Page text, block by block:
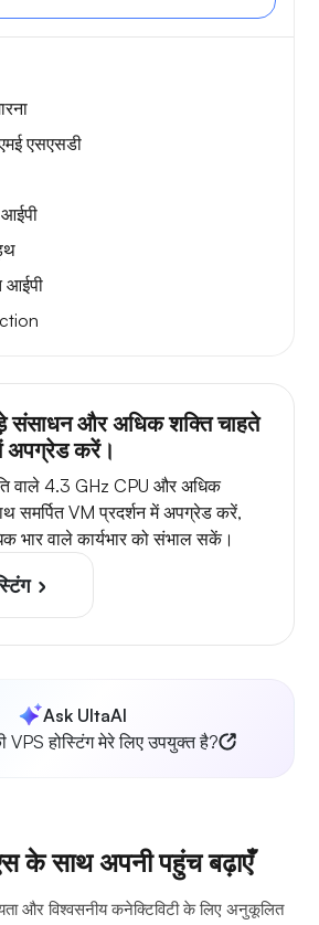
एसएसडी
आईपी
आईपी
संसाधन और अधिक शक्ति चाहते
अपग्रेड करें।
वाले 4.3 GHz CPU और अधिक
समर्पित VM प्रदर्शन में अपग्रेड करें,
भार वाले कार्यभार को संभाल सकें।
Ask UltaAI
VPS होस्टिंग मेरे लिए उपयुक्त है?
के साथ अपनी पहुंच बढ़ाएँ
और विश्वसनीय कनेक्टिविटी के लिए अनुकूलित